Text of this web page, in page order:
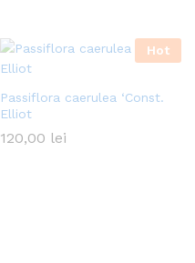
Hot
Passiflora caerulea ‘Const.
Elliot
120,00 lei